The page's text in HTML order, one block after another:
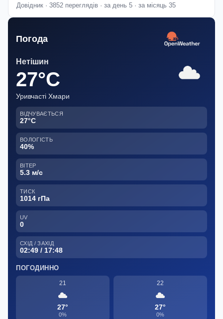
Довідник · 3852 переглядів · за день 5 · за місяць 35
Погода
Нетішин
27°C
Уривчасті Хмари
ВІДЧУВАЄТЬСЯ
27°C
ВОЛОГІСТЬ
40%
ВІТЕР
5.3 м/с
ТИСК
1014 гПа
UV
0
СХІД / ЗАХІД
02:49 / 17:48
ПОГОДИННО
21
27°
0%
22
27°
0%